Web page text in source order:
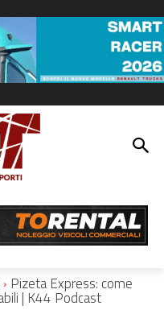
Pizeta Express: come
| K44 Podcast